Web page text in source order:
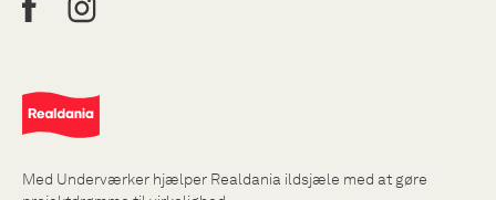
Med Underværker hjælper Realdania ildsjæle med at gøre